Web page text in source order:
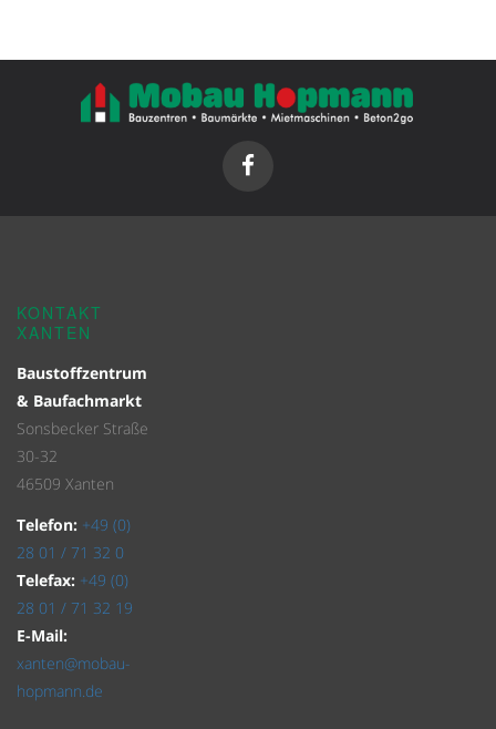
KONTAKT
XANTEN
Baustoffzentrum
& Baufachmarkt
Sonsbecker Straße
30-32
46509 Xanten
Telefon: +49 (0)
28 01 / 71 32 0
Telefax: +49 (0)
28 01 / 71 32 19
E-Mail:
xanten@mobau-
hopmann.de